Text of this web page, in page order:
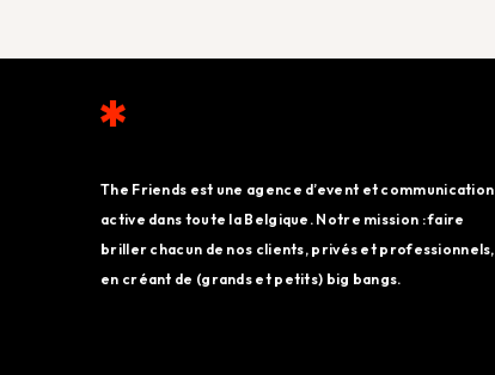
The Friends est une agence d’event et communication
active dans toute la Belgique. Notre mission : faire
briller chacun de nos clients, privés et professionnels,
en créant de (grands et petits) big bangs.